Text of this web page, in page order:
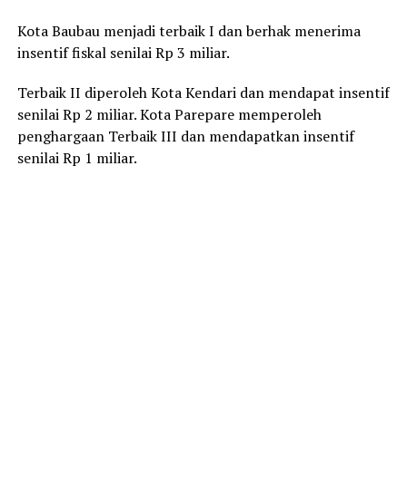
Kota Baubau menjadi terbaik I dan berhak menerima
insentif fiskal senilai Rp 3 miliar.
Terbaik II diperoleh Kota Kendari dan mendapat insentif
senilai Rp 2 miliar. Kota Parepare memperoleh
penghargaan Terbaik III dan mendapatkan insentif
senilai Rp 1 miliar.